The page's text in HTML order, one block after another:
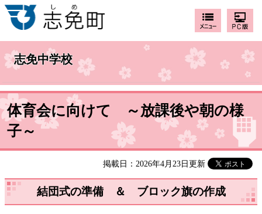
志免中学校
体育会に向けて ～放課後や朝の様
子～
掲載日：2026年4月23日更新
結団式の準備 ＆ ブロック旗の作成